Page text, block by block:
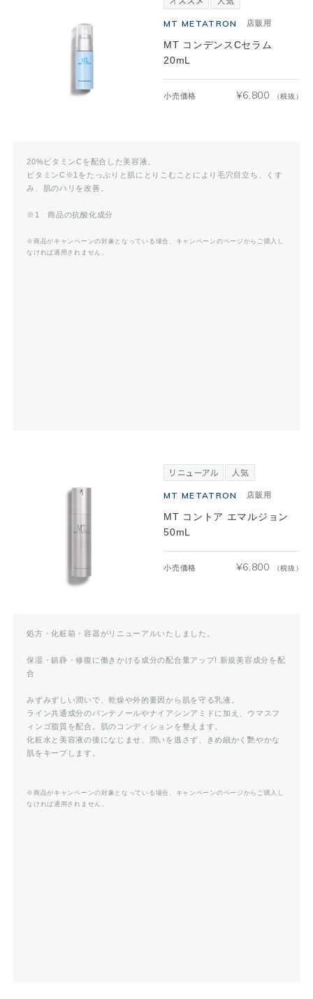
MT METATRON 店販用
MT コンデンスCセラム
20mL
小売価格 ¥6,800 （税抜）
20%ビタミンCを配合した美容液。
ビタミンC※1をたっぷりと肌にとりこむことにより毛穴目立ち、くす
み、肌のハリを改善。
※1 商品の抗酸化成分
※商品がキャンペーンの対象となっている場合、キャンペーンのページからご購入し
なければ適用されません。
MT METATRON 店販用
MT コントア エマルジョン
50mL
小売価格 ¥6,800 （税抜）
処方・化粧箱・容器がリニューアルいたしました。
保湿・鎮静・修復に働きかける成分の配合量アップ! 新規美容成分を配
合
みずみずしい潤いで、乾燥や外的要因から肌を守る乳液。
ライン共通成分のパンテノールやナイアシンアミドに加え、ウマスフ
ィンゴ脂質を配合。肌のコンディションを整えます。
化粧水と美容液の後になじませ、潤いを逃さず、きめ細かく艷やかな
肌をキープします。
※商品がキャンペーンの対象となっている場合、キャンペーンのページからご購入し
なければ適用されません。